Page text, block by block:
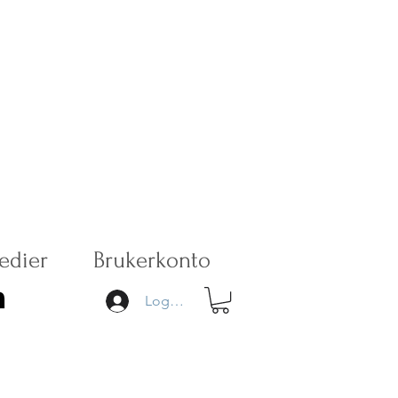
Brukerkonto
Logg inn